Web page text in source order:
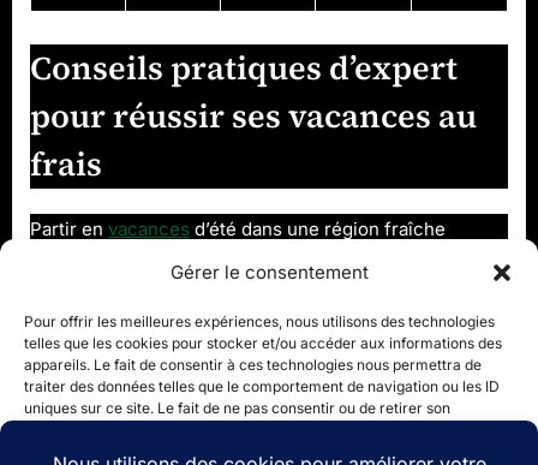
Gérer le consentement
Pour offrir les meilleures expériences, nous utilisons des technologies
telles que les cookies pour stocker et/ou accéder aux informations des
appareils. Le fait de consentir à ces technologies nous permettra de
traiter des données telles que le comportement de navigation ou les ID
uniques sur ce site. Le fait de ne pas consentir ou de retirer son
Conseils pratiques d’expert
pour réussir ses vacances au
frais
Partir en vacances d’été dans une région fraîche
plus fréquente consiste à sous-estimer les variations
climatiques rapides propres aux zones septentrionales
ou montagneuses.